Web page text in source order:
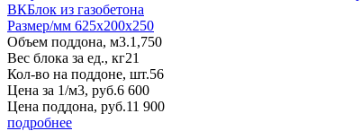
ВКБлок из газобетона
Размер/мм 625x200x250
Объем поддона, м3.1,750
Вес блока за ед., кг21
Кол-во на поддоне, шт.56
Цена за 1/м3, руб.6 600
Цена поддона, руб.11 900
подробнее